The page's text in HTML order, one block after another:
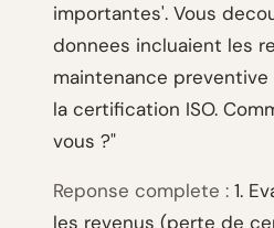
importantes'. Vous
donnees incluaient les
maintenance
la certification ISO.
vous ?"
Reponse complete : 1.
les revenus (perte de